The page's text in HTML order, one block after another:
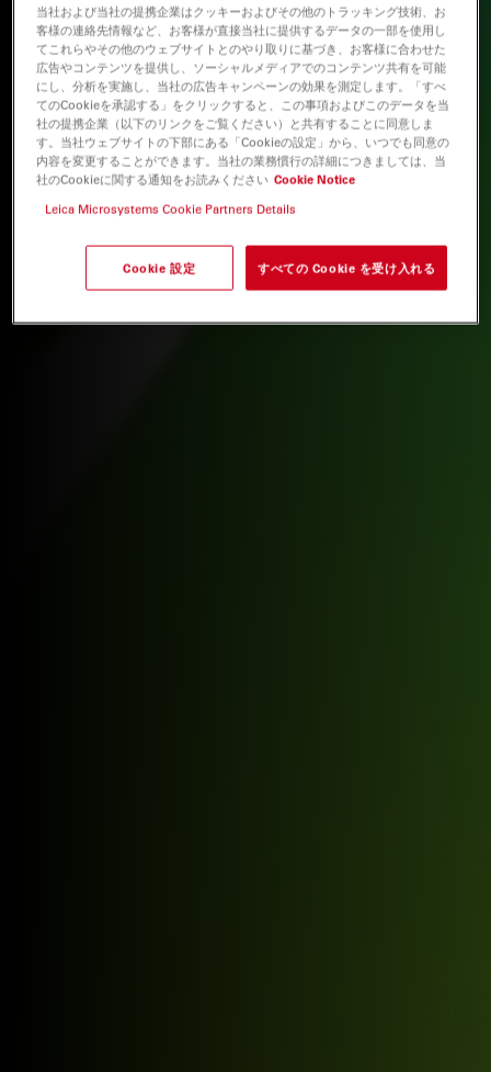
当社および当社の提携企業はクッキーおよびその他のトラッキング技術、お
客様の連絡先情報など、お客様が直接当社に提供するデータの一部を使用し
てこれらやその他のウェブサイトとのやり取りに基づき、お客様に合わせた
広告やコンテンツを提供し、ソーシャルメディアでのコンテンツ共有を可能
にし、分析を実施し、当社の広告キャンペーンの効果を測定します。「すべ
てのCookieを承認する」をクリックすると、この事項およびこのデータを当
社の提携企業（以下のリンクをご覧ください）と共有することに同意しま
す。当社ウェブサイトの下部にある「Cookieの設定」から、いつでも同意の
内容を変更することができます。当社の業務慣行の詳細につきましては、当
社のCookieに関する通知をお読みください Cookie Notice
Leica Microsystems Cookie Partners Details
Cookie 設定 すべての Cookie を受け入れる